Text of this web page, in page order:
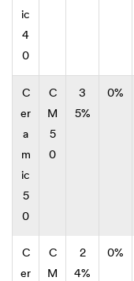
ic
4
0
C
er
a
m
ic
5
0
C
M
5
0
3
5%
0%
C
er
C
M
2
4%
0%